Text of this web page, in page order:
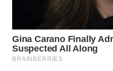
WAHANA
LISTRIK